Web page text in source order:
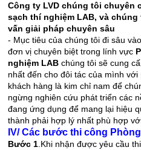
Công ty LVD chúng tôi chuyên
sạch thí nghiệm LAB, và
vấn giải pháp chuyên sâu
- Mục tiêu của chúng tôi đi sâu
đơn vị chuyên biệt trong lính vực
nghiệm LAB chúng tôi sẽ cung
nhất đến cho đôi tác của mình
khách hàng là kim chỉ nam để
ngừng nghiên cứu phát triển các
đang ứng dụng để mang lại hiệu
thành phải hợp lý nhất phù hợp
IV/ Các bước thi công
Bước 1 .Khi nhận được yêu cầu